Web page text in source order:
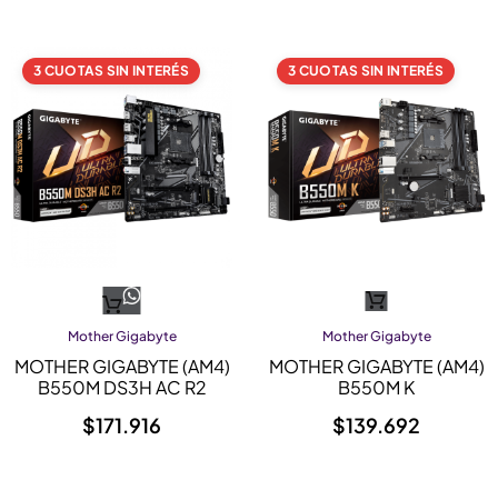
3 CUOTAS SIN INTERÉS
Mother Gigabyte
MOTHER GIGABYTE (AM4)
B550M DS3H AC R2
$171.916
3 CUOTAS SIN INTERÉS
Mother Gigabyte
MOTHER GIGABYTE (AM4)
B550M K
$139.692